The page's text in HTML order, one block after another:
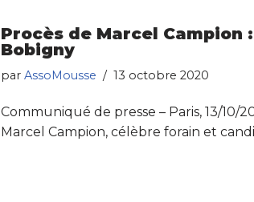
Procès de Marcel Campion
Bobigny
par AssoMousse 13 octobre 2020
Communiqué de presse – Paris, 13/
Marcel Campion, célèbre forain et